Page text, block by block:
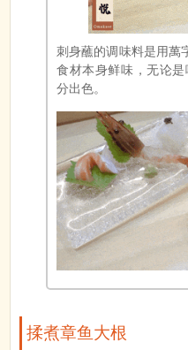
刺身蘸的调味料是用萬
食材本身鲜味，无论
分出色。
揉煮章鱼大根